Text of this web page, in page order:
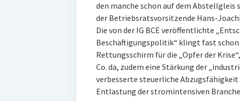
den manche schon auf dem Abstellgleis
der Betriebsratsvorsitzende Hans-
Die von der IG BCE veröffentlichte
Beschäftigungspolitik“ klingt fast schon
Rettungsschirm für die „Opfer der
Co. da, zudem eine Stärkung der
verbesserte steuerliche
Entlastung der stromintensiven